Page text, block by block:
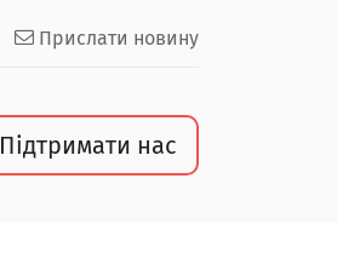
Прислати новину
Підтримати нас